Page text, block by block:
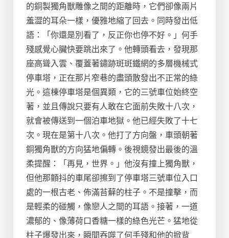
的銅製獨角獸雕像之間的距離時，它們卻像兩片
羞澀的耳朵一樣，優雅地縮了回去。同時發出低
語：「你還是別看了，反正你也停不好。」何手
殘感覺心臟快要跳出來了。他轉頭看去，發現那
座高聳入雲、覆蓋著鏽跡斑斑鐵網的多層機械式
停車塔，正在那片窄巷的盡頭散發出不正常的綠
光。這棟停車塔是個異類，它的三號車位始終空
著，並且傳說只要有人敢在它面前失敗十八次，
就會被傳送到一個泊車地獄。他已經失敗了十七
次。現在是第十八次。他打了方向盤，車頭朝著
銅獨角獸的方向猛地偏轉。後視鏡發出最後的溫
柔提醒：「再見，世界。」他沒有撞上獨角獸，
但他那顫抖的車尾卻擦到了停車塔三號車位入口
處的一根古老、佈滿苔蘚的柱子。不是撞擊，而
是輕柔的碰觸，像戀人之間的耳語。接著，一道
濃郁的、像薄荷口香糖一樣的綠色光芒。猛地從
柱子爆發出來，瞬間吞噬了何手殘和他的掀背